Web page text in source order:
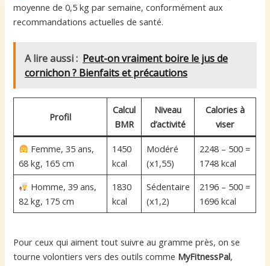
moyenne de 0,5 kg par semaine, conformément aux
recommandations actuelles de santé.
A lire aussi : Peut-on vraiment boire le jus de
cornichon ? Bienfaits et précautions
Profil
Calcul
BMR
Niveau
d’activité
Calories à
viser
Femme, 35 ans,
68 kg, 165 cm
1450
kcal
Modéré
(x1,55)
2248 – 500 =
1748 kcal
Homme, 39 ans,
82 kg, 175 cm
1830
kcal
Sédentaire
(x1,2)
2196 – 500 =
1696 kcal
Pour ceux qui aiment tout suivre au gramme près, on se
tourne volontiers vers des outils comme MyFitnessPal,